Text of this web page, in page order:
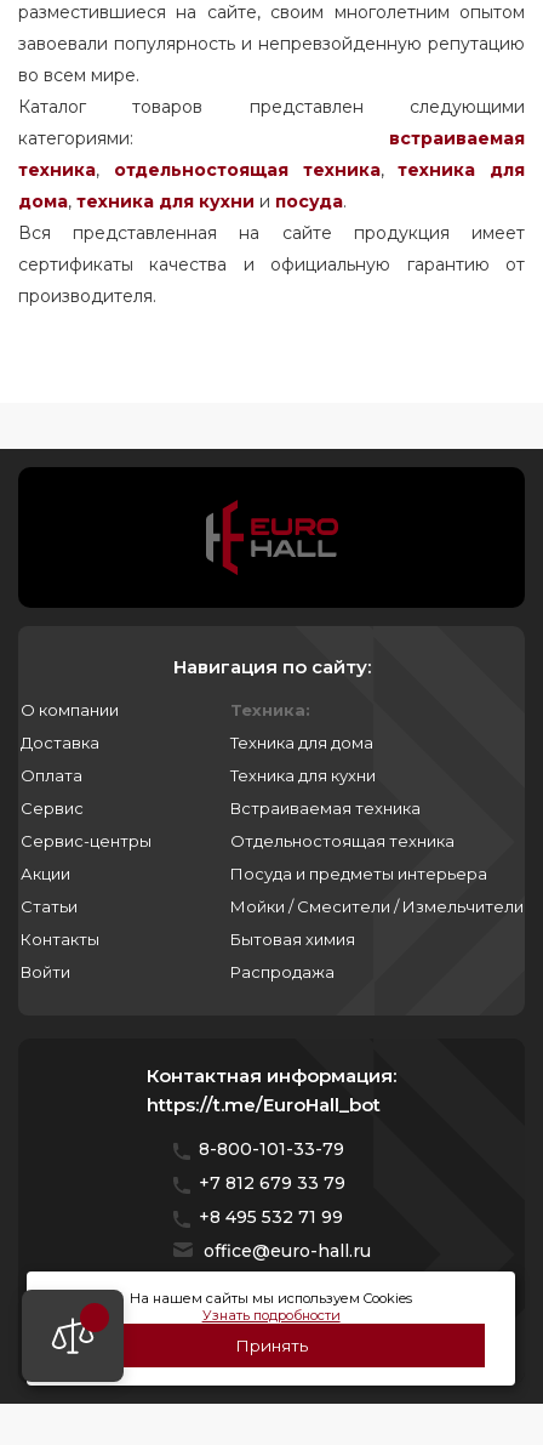
разместившиеся на сайте, своим многолетним опытом
завоевали популярность и непревзойденную репутацию
во всем мире.
Каталог товаров представлен следующими
категориями: встраиваемая
техника, отдельностоящаятехника,
техника для
дома, техника для кухни и посуда.
Вся представленная на сайте продукция имеет
сертификаты качества и официальную гарантию от
производителя.
Навигация по сайту:
О компании
Доставка
Оплата
Сервис
Сервис-центры
Акции
Статьи
Контакты
Войти
Техника:
Техника для дома
Техника для кухни
Встраиваемая техника
Отдельностоящая техника
Посуда и предметы интерьера
Мойки / Смесители / Измельчители
Бытовая химия
Распродажа
Контактная информация:
https://t.me/EuroHall_bot
8-800-101-33-79
+7 812 679 33 79
+8 495 532 71 99
office@euro-hall.ru
Санкт-Петербург, ул. Куйбышева, д. 38/40
Мы работаем с 10:00 — 20:00 без выходных
На нашем сайты мы используем Cookies
Узнать подробности
Принять